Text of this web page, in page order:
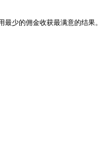
少的佣金收获最满意的结果。